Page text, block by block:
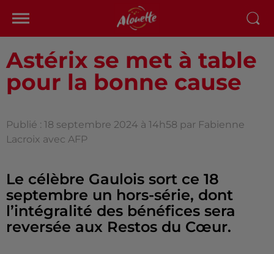
Astérix se met à table
pour la bonne cause
Publié : 18 septembre 2024 à 14h58 par Fabienne
Lacroix avec AFP
Le célèbre Gaulois sort ce 18
septembre un hors-série, dont
l’intégralité des bénéfices sera
reversée aux Restos du Cœur.